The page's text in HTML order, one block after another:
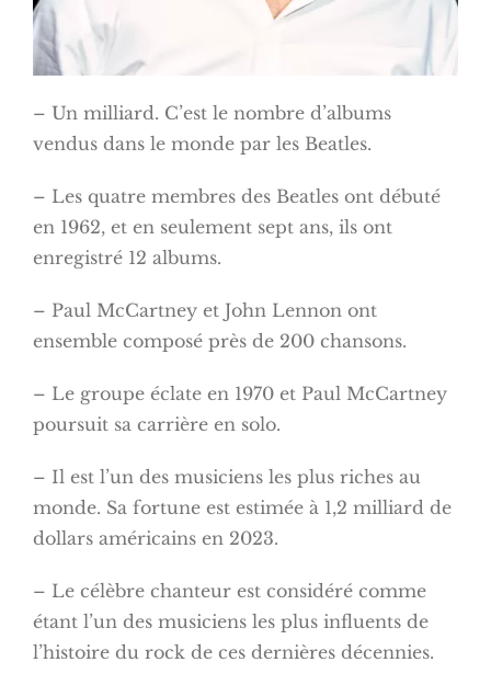
– Un milliard. C’est le nombre d’albums
vendus dans le monde par les Beatles.
– Les quatre membres des Beatles ont débuté
en 1962, et en seulement sept ans, ils ont
enregistré 12 albums.
– Paul McCartney et John Lennon ont
ensemble composé près de 200 chansons.
– Le groupe éclate en 1970 et Paul McCartney
poursuit sa carrière en solo.
– Il est l’un des musiciens les plus riches au
monde. Sa fortune est estimée à 1,2 milliard de
dollars américains en 2023.
– Le célèbre chanteur est considéré comme
étant l’un des musiciens les plus influents de
l’histoire du rock de ces dernières décennies.